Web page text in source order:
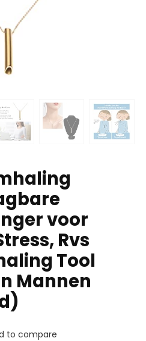
voor
Rvs
Tool
Mannen
to compare